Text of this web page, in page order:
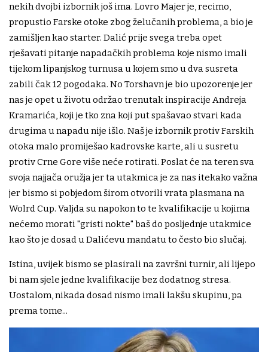
nekih dvojbi izbornik još ima. Lovro Majer je, recimo,
propustio Farske otoke zbog želučanih problema, a bio je
zamišljen kao starter. Dalić prije svega treba opet
rješavati pitanje napadačkih problema koje nismo imali
tijekom lipanjskog turnusa u kojem smo u dva susreta
zabili čak 12 pogodaka. No Torshavn je bio upozorenje jer
nas je opet u životu održao trenutak inspiracije Andreja
Kramarića, koji je tko zna koji put spašavao stvari kada
drugima u napadu nije išlo. Naš je izbornik protiv Farskih
otoka malo promiješao kadrovske karte, ali u susretu
protiv Crne Gore više neće rotirati. Poslat će na teren sva
svoja najjača oružja jer ta utakmica je za nas itekako važna
jer bismo si pobjedom širom otvorili vrata plasmana na
Wolrd Cup. Valjda su napokon to te kvalifikacije u kojima
nećemo morati "gristi nokte" baš do posljednje utakmice
kao što je dosad u Dalićevu mandatu to često bio slučaj.
Istina, uvijek bismo se plasirali na završni turnir, ali lijepo
bi nam sjele jedne kvalifikacije bez dodatnog stresa.
Uostalom, nikada dosad nismo imali lakšu skupinu, pa
prema tome...